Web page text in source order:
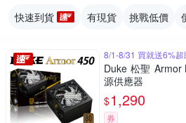
快速到貨 有現貨 挑戰低價
8/1-8/31 買就送6%超
Duke 松聖 Armor
源供應器
$1,290
券